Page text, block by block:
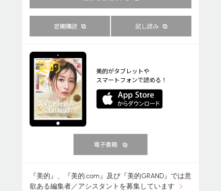
定期購読 試し読み
美的がタブレットや
スマートフォンで読める！
電子書籍
『美的』、『美的.com』及び『美的GRAND』では意
欲ある編集者／アシスタントを募集しています